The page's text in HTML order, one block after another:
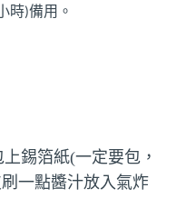
時)備用。
錫箔紙(一定要包，
一點醬汁放入氣炸